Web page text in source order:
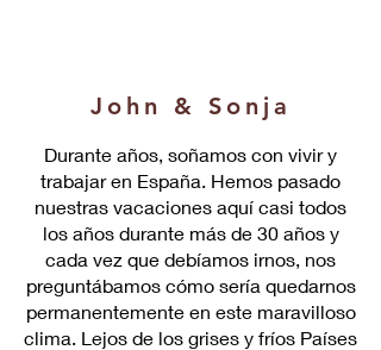
John & Sonja
Durante años, soñamos con vivir y
trabajar en España. Hemos pasado
nuestras vacaciones aquí casi todos
los años durante más de 30 años y
cada vez que debíamos irnos, nos
preguntábamos cómo sería quedarnos
permanentemente en este maravilloso
clima. Lejos de los grises y fríos Países